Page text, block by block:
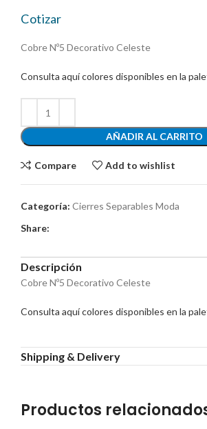
Cotizar
Cobre Nº5 Decorativo Celeste
Consulta aquí colores disponibles en la
AÑADIR AL CARRITO
Compare Add to wishlist
Categoría: Cierres Separables Moda
Share:
Descripción
Cobre Nº5 Decorativo Celeste
Consulta aquí colores disponibles en la
Shipping & Delivery
Productos